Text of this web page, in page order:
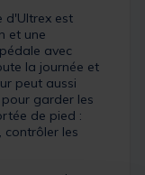
d'Ultrex est
et une
avec
la journée et
peut aussi
garder les
de pied :
contrôler les